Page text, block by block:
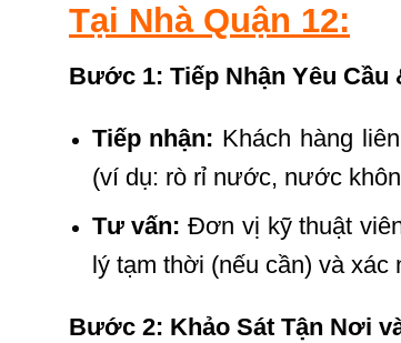
Tại Nhà Quận 12:
Bước 1: Tiếp Nhận Yêu Cầu
Tiếp nhận: Khách hàng
(ví dụ: rò rỉ nước, nước
Tư vấn: Đơn vị kỹ thuật
lý tạm thời (nếu cần) và
Bước 2: Khảo Sát Tận Nơi